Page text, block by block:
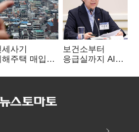
세사기
해주택 매입
적 피해자
보건소부터
응급실까지 AI
혁신 본격화